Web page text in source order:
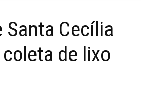
Santa Cecília
de lixo